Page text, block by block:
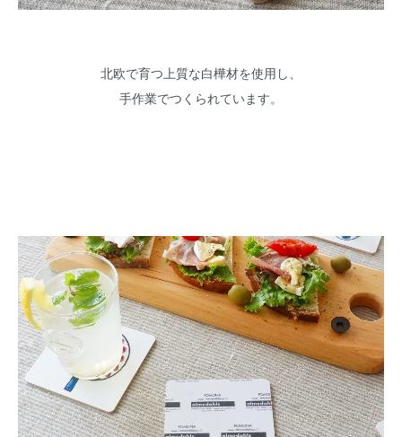
北欧で育つ上質な白樺材を使用し、
手作業でつくられています。